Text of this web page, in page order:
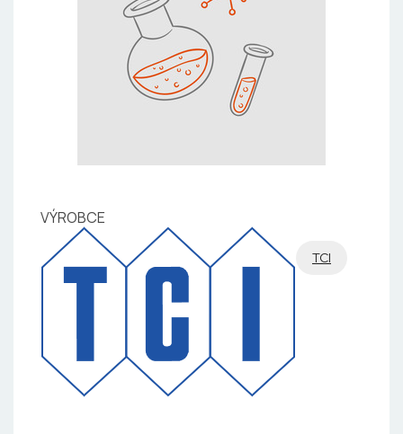
VÝROBCE
TCI